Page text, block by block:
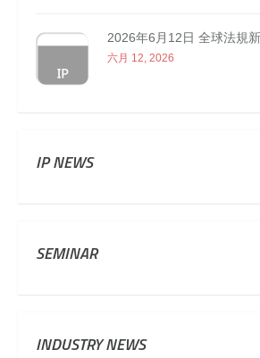
2026年6月12日 全球法規
六月 12, 2026
IP NEWS
SEMINAR
INDUSTRY NEWS